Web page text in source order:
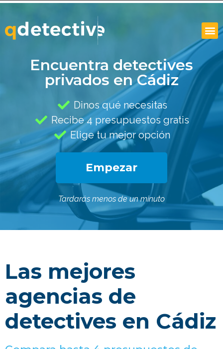
Encuentra detectives
privados en Cádiz
Dinos qué necesitas
Recibe 4 presupuestos gratis
Elige tu mejor opción
Empezar
Tardarás menos de un minuto
Las mejores
agencias de
detectives en Cádiz